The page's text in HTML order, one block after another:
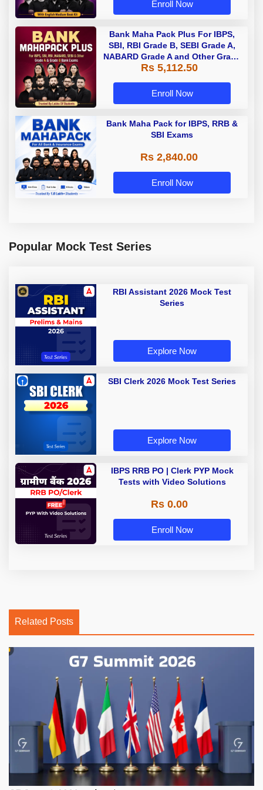
Enroll Now
Bank Maha Pack Plus For IBPS,
SBI, RBI Grade B, SEBI Grade A,
NABARD Grade A and Other Grade
A & Grade B Bank Exams
Rs 5,112.50
Enroll Now
Bank Maha Pack for IBPS, RRB &
SBI Exams
Rs 2,840.00
Enroll Now
Popular Mock Test Series
RBI Assistant 2026 Mock Test
Series
Explore Now
SBI Clerk 2026 Mock Test Series
Explore Now
IBPS RRB PO | Clerk PYP Mock
Tests with Video Solutions
Rs 0.00
Enroll Now
Related Posts